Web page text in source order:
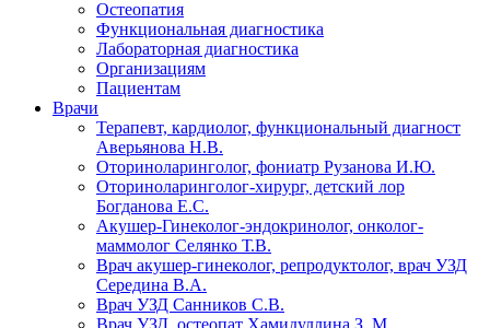
Остеопатия
Функциональная диагностика
Лабораторная диагностика
Организациям
Пациентам
Врачи
Терапевт, кардиолог, функциональный диагност
Аверьянова Н.В.
Оториноларинголог, фониатр Рузанова И.Ю.
Оториноларинголог-хирург, детский лор
Богданова Е.С.
Акушер-Гинеколог-эндокринолог, онколог-
маммолог Селянко Т.В.
Врач акушер-гинеколог, репродуктолог, врач УЗД
Середина В.А.
Врач УЗД Санников С.В.
Врач УЗД, остеопат Хамидуллина З. М.